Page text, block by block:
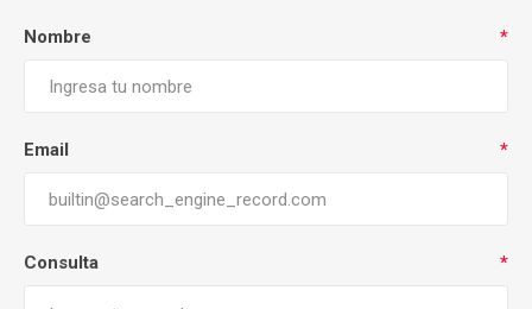
Nombre *
Email *
Consulta *